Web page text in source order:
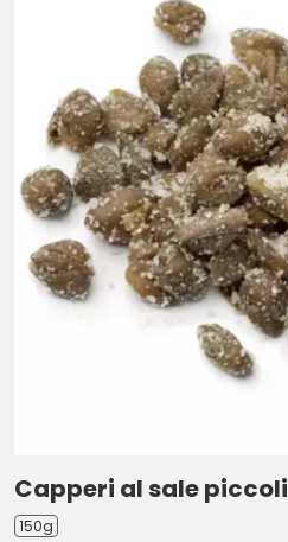
Capperi al sale piccoli
150g